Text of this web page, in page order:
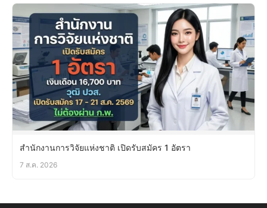
สำนักงานการวิจัยแห่งชาติ เปิดรับสมัคร 1 อัตรา
7 ส.ค. 2026